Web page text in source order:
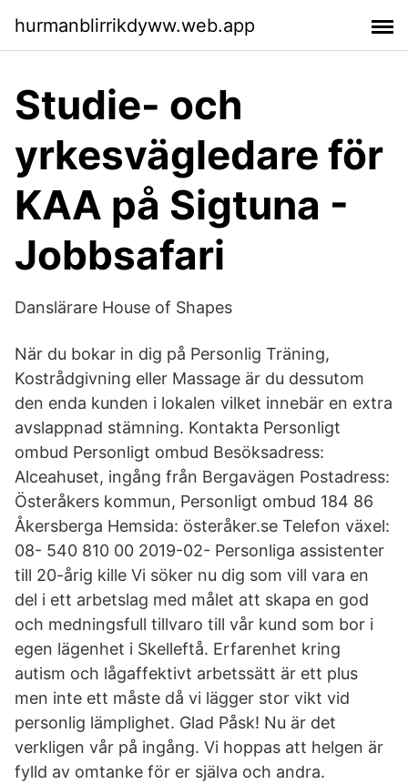
hurmanblirrikdyww.web.app
Studie- och
yrkesvägledare för
KAA på Sigtuna -
Jobbsafari
Danslärare House of Shapes
När du bokar in dig på Personlig Träning,
Kostrådgivning eller Massage är du dessutom
den enda kunden i lokalen vilket innebär en extra
avslappnad stämning. Kontakta Personligt
ombud Personligt ombud Besöksadress:
Alceahuset, ingång från Bergavägen Postadress:
Österåkers kommun, Personligt ombud 184 86
Åkersberga Hemsida: österåker.se Telefon växel:
08- 540 810 00 2019-02- Personliga assistenter
till 20-årig kille Vi söker nu dig som vill vara en
del i ett arbetslag med målet att skapa en god
och medningsfull tillvaro till vår kund som bor i
egen lägenhet i Skelleftå. Erfarenhet kring
autism och lågaffektivt arbetssätt är ett plus
men inte ett måste då vi lägger stor vikt vid
personlig lämplighet. Glad Påsk! Nu är det
verkligen vår på ingång. Vi hoppas att helgen är
fylld av omtanke för er själva och andra.